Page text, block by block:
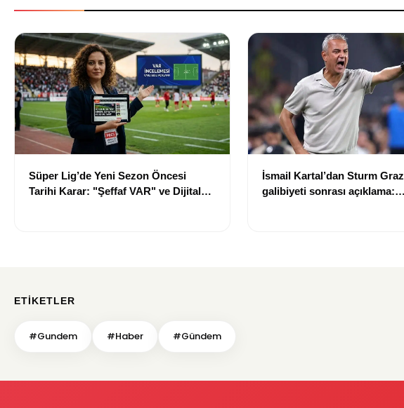
Süper Lig’de Yeni Sezon Öncesi
Tarihi Karar: "Şeffaf VAR" ve Dijital
İsmail Kartal’dan Sturm Graz
galibiyeti sonrası açıklama:
ETIKETLER
#Gundem #Haber #Gündem